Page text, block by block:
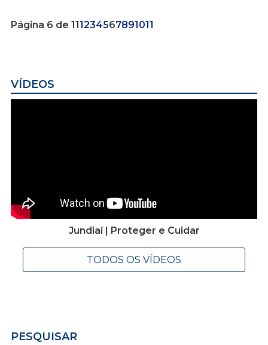
Página 6 de 111234567891011
VÍDEOS
Jundiaí | Proteger e Cuidar
TODOS OS VÍDEOS
PESQUISAR